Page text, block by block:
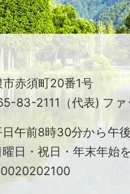
赤須町20番1号
83-2111（代表) フ
午前8時30分から午
曜日・祝日・年末年始